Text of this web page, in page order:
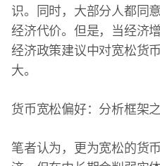
识。同时，大部分人都同
经济代价。但是，当经济
经济政策建议中对宽松货
大。
货币宽松偏好：分析框架
笔者认为，更为宽松的货